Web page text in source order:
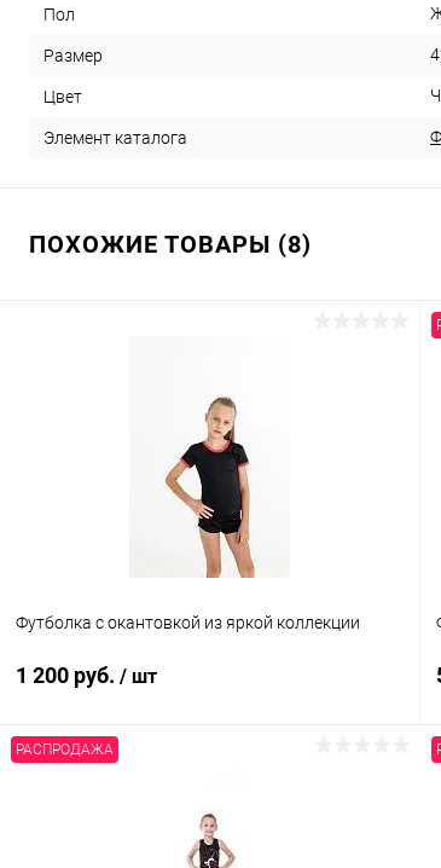
Пол
Размер
Цвет
Элемент каталога
ПОХОЖИЕ ТОВАРЫ (8)
Футболка с окантовкой из яркой коллекции
1 200 руб. / шт
РАСПРОДАЖА